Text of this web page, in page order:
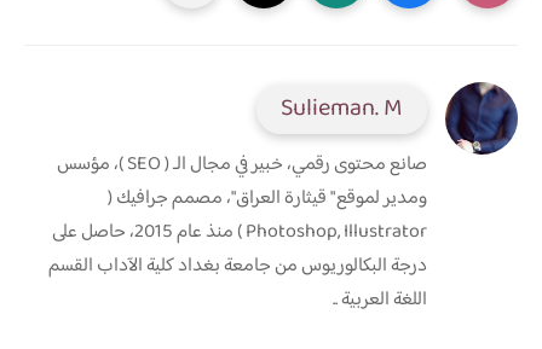
Sulieman. M
صانع محتوى رقمي، خبير في مجال الـ ( SEO )، مؤسس
ومدير لموقع " قيثارة العراق"، مصمم جرافيك (
Photoshop, Illustrator ) منذ عام 2015، حاصل على
درجة البكالوريوس من جامعة بغداد كلية الآداب القسم
اللغة العربية ..